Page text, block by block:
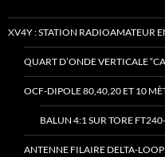
XV4Y : STATION RADIOAMATEUR
QUART D’ONDE VERTICALE
OCF-DIPOLE 80,40,20 ET 10
BALUN 4:1 SUR TORE
ANTENNE FILAIRE DELTA-